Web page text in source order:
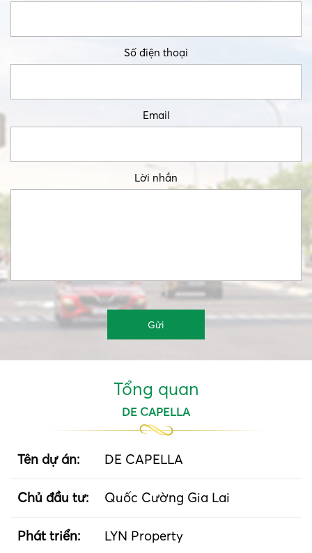
Số điện thoại
Email
Lời nhắn
Tổng quan
DE CAPELLA
Tên dự án: DE CAPELLA
Chủ đầu tư: Quốc Cường Gia Lai
Phát triển: LYN Property